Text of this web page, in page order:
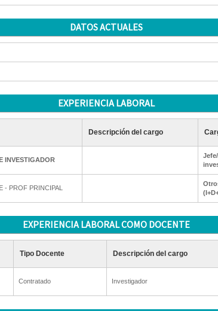
DATOS ACTUALES
EXPERIENCIA LABORAL
Descripción del cargo
INVESTIGADOR
- PROF PRINCIPAL
EXPERIENCIA LABORAL COMO DOCENTE
Tipo Docente Descripción del cargo
Contratado Investigador